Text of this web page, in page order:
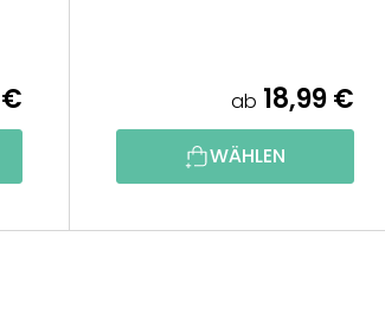
ab 18,99 €
WÄHLEN